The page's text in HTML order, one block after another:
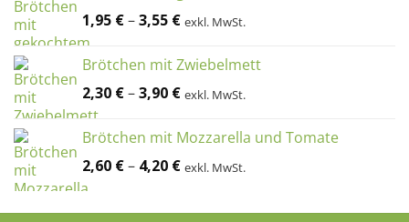
1,95 €–3,55 € exkl. MwSt.
Brötchen mit Zwiebelmett
2,30 €–3,90 € exkl. MwSt.
Brötchen mit Mozzarella und Tomate
2,60 €– 4,20 € exkl. MwSt.